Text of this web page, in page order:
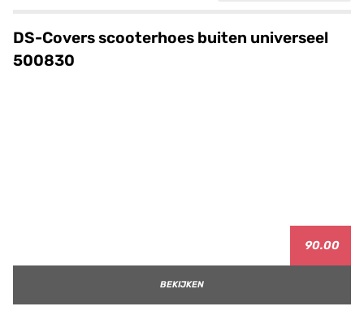
DS-Covers scooterhoes buiten universeel
500830
90.00
BEKIJKEN